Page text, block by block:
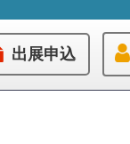
出展申込